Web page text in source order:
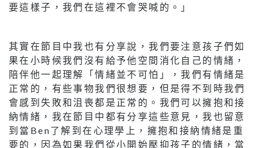
要這樣子，我們在這裡不會哭喊的。」
其實在節目中我也有分享說，我們要注意孩子們如
果在小時候我們沒有給予他空間消化自己的情緒，
陪伴他一起理解「情緒並不可怕」，我們有情緒是
正常的，有些事物我們很想要，但是得不到時我們
會感到失敗和沮喪都是正常的。我們可以擁抱和接
納情緒，我在節目中都有分享這些意見，我也留意
到當Ben了解到在心理學上，擁抱和接納情緒是重
要的，因為如果我們從小開始壓抑孩子的情緒，當